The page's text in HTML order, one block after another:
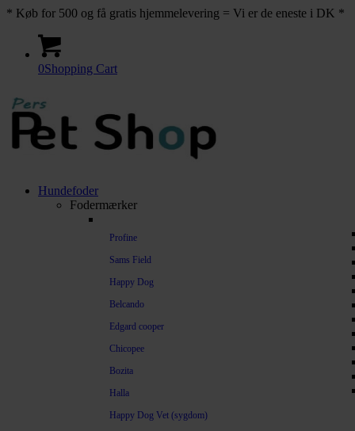
* Køb for 500 og få gratis hjemmelevering = Vi er de eneste i DK *
0Shopping Cart
Hundefoder
Fodermærker
Profine
Sams Field
Happy Dog
Belcando
Edgard cooper
Chicopee
Bozita
Halla
Happy Dog Vet (sygdom)